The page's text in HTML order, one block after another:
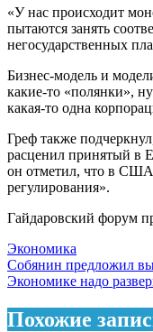
«У нас происходит
пытаются занять
негосударственных
Бизнес-модель и
какие-то «полянки»,
какая-то одна
Греф также
расценил принятый в
он отметил, что в США
регулирования».
Гайдаровский форум
Экономика
Навигация
по
записям
Собянин предложил
Экономике надо
Похожие